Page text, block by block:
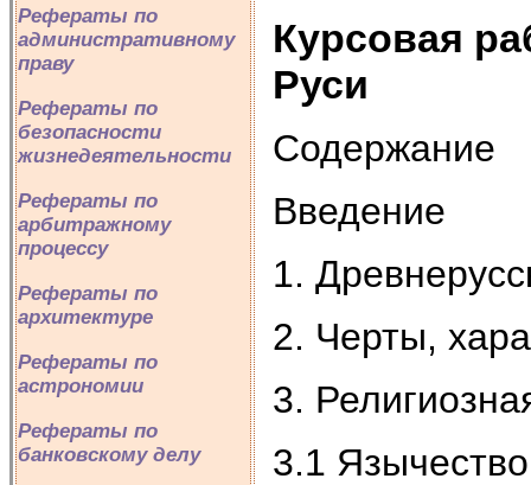
Рефераты по
административному
праву
Рефераты по
безопасности
жизнедеятельности
Рефераты по
арбитражному
процессу
Рефераты по
архитектуре
Рефераты по
астрономии
Рефераты по
банковскому делу
Курсовая
Руси
Содержание
Введение
1.
2. Черты,
3.
3.1 Язычество